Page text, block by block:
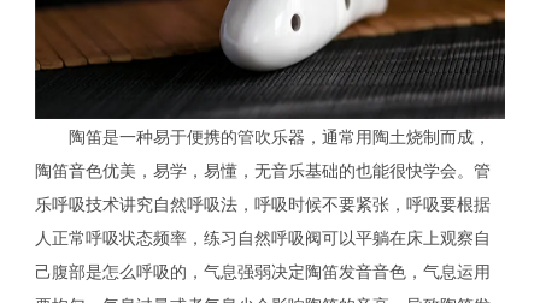
陶笛是一种易于便携的管吹乐器，通常用陶土烧制而成，
陶笛音色优美，易学，易懂，无音乐基础的也能很快学会。管
乐呼吸技术讲究自然呼吸法，呼吸时候不要紧张，呼吸要根据
人正常呼吸状态频率，练习自然呼吸阀可以平躺在床上观察自
己腹部是怎么呼吸的，气息强弱决定陶笛发音音色，气息运用